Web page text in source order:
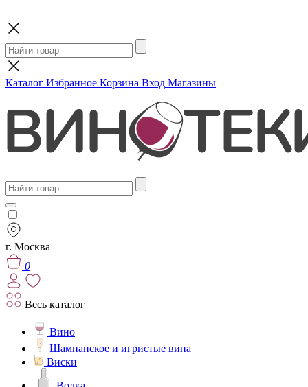
Каталог Избранное Корзина Вход Магазины
г. Москва
0
Весь каталог
Вино
Шампанское и игристые вина
Виски